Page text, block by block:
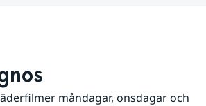
måndagar, onsdagar och